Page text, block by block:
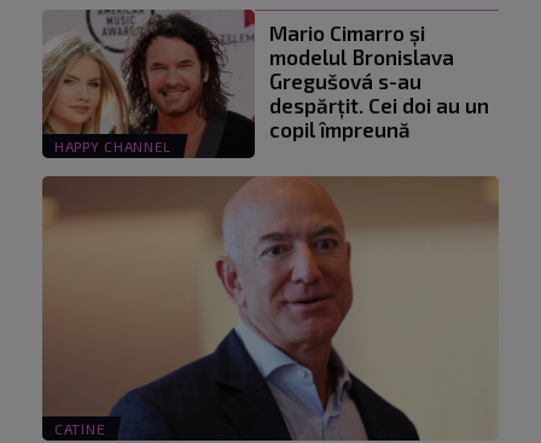
HAPPY CHANNEL
Mario Cimarro și
modelul Bronislava
Gregušová s-au
despărțit. Cei doi au un
copil împreună
CATINE